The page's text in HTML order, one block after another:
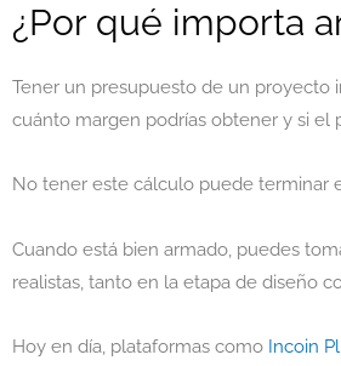
¿Por qué importa
Tener un presupuesto de un proyecto
cuánto margen podrías obtener y si el
No tener este cálculo puede terminar
Cuando está bien armado, puedes
realistas, tanto en la etapa de diseño
Hoy en día, plataformas como Incoin